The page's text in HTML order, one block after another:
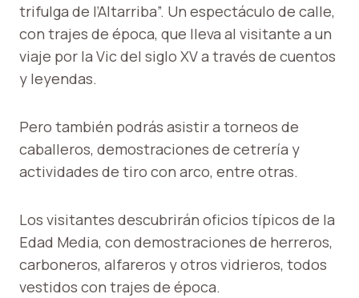
trifulga de l’Altarriba”. Un espectáculo de calle,
con trajes de época, que lleva al visitante a un
viaje por la Vic del siglo XV a través de cuentos
y leyendas.
Pero también podrás asistir a torneos de
caballeros, demostraciones de cetrería y
actividades de tiro con arco, entre otras.
Los visitantes descubrirán oficios típicos de la
Edad Media, con demostraciones de herreros,
carboneros, alfareros y otros vidrieros, todos
vestidos con trajes de época.